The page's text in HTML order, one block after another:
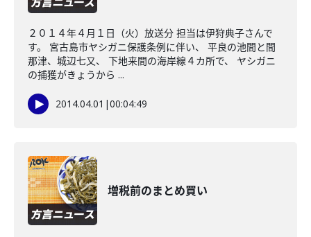
２０１４年４月１日（火）放送分 担当は伊狩典子さんで
す。 宮古島市ヤシガニ保護条例に伴い、 平良の池間と間
那津、城辺七又、 下地来間の海岸線４カ所で、 ヤシガニ
の捕獲がきょうから ...
2014.04.01 |00:04:49
増税前のまとめ買い